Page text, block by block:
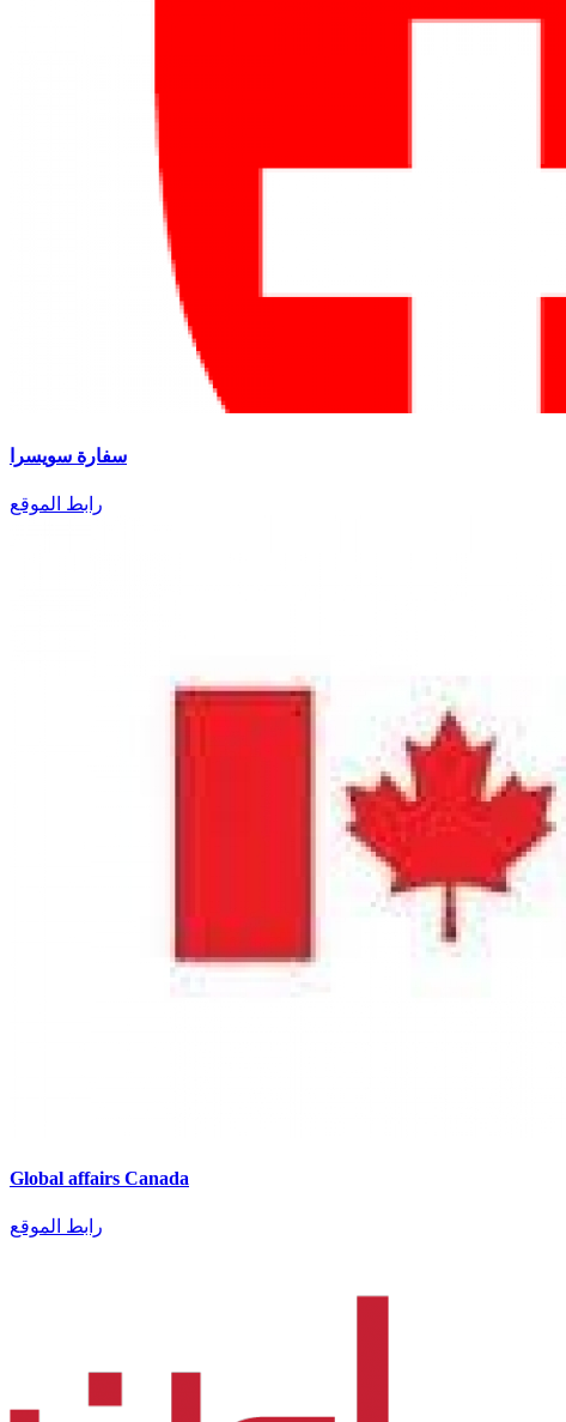
سفارة سويسرا
رابط الموقع
Global affairs Canada
رابط الموقع